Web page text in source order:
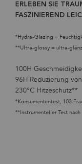
ERLEBEN SIE
FASZINIEREND
*Hydra-Glazing =
**Ultra-glossy = ultra-
100H
96H Reduzierung
230°C Hitzeschutz**
*Konsumententest, 103
**Instrumenteller Test